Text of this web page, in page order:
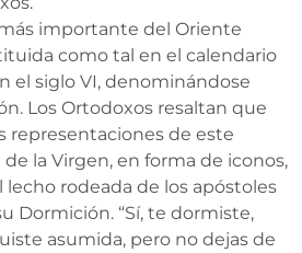
importante del Oriente
como tal en el calendario
el siglo VI, denominándose
Los Ortodoxos resaltan que
representaciones de este
la Virgen, en forma de iconos,
lecho rodeada de los apóstoles
Dormición. “Sí, te dormiste,
asumida, pero no dejas de